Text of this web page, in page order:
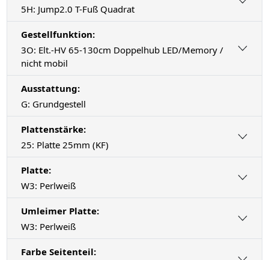
5H: Jump2.0 T-Fuß Quadrat
Gestellfunktion:
3O: Elt.-HV 65-130cm Doppelhub LED/Memory /
nicht mobil
Ausstattung:
G: Grundgestell
Plattenstärke:
25: Platte 25mm (KF)
Platte:
W3: Perlweiß
Umleimer Platte:
W3: Perlweiß
Farbe Seitenteil: